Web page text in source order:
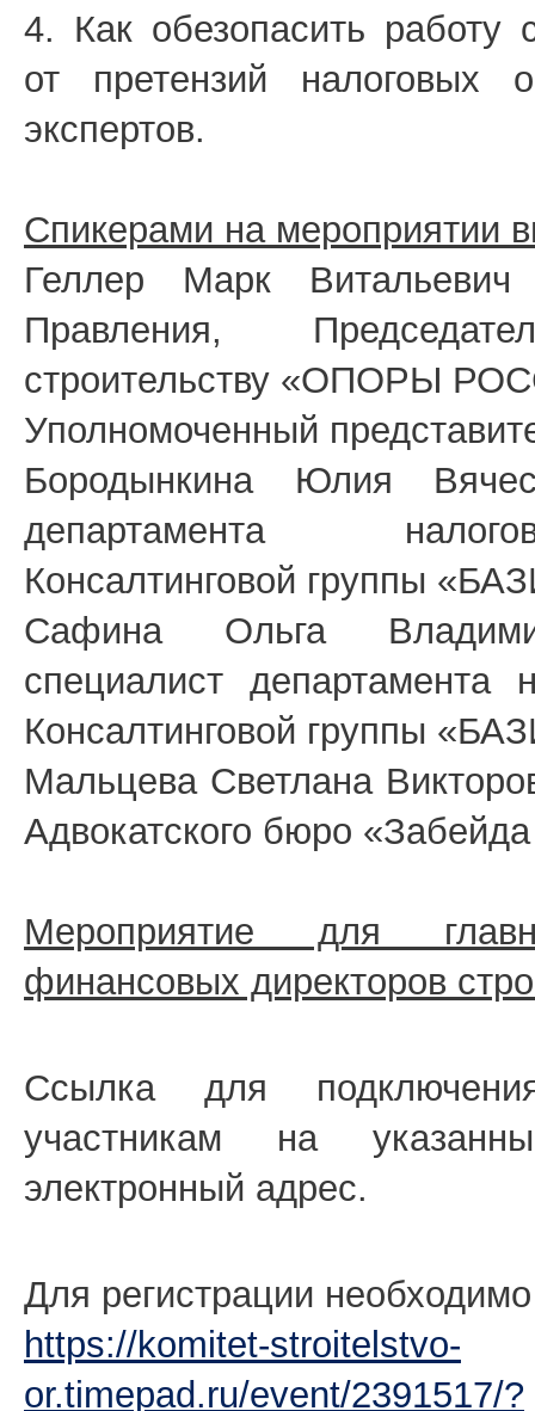
4. Как обезопасить работу
от претензий налоговых
экспертов.
Спикерами на мероприятии
Геллер Марк
Правления,
строительству «ОПОРЫ
Уполномоченный
Бородынкина Юлия
департамента
Консалтинговой группы
Сафина Ольга
специалист департамента
Консалтинговой группы
Мальцева Светлана
Адвокатского бюро
Мероприятие для
финансовых директоров
Ссылка для
участникам на
электронный адрес.
Для регистрации
https://komitet-stroitelstvo-
or.timepad.ru/event/2391517/?